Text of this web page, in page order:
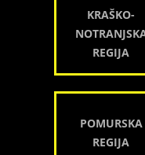
KRAŠKO-
REGIJA
POMURSKA
REGIJA